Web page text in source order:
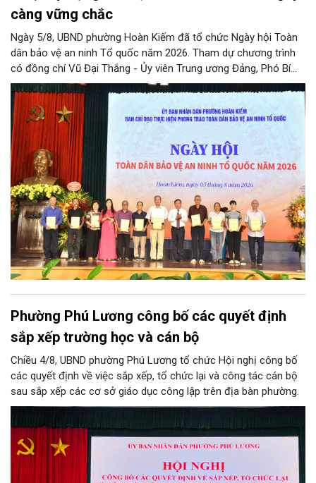
càng vững chắc
Ngày 5/8, UBND phường Hoàn Kiếm đã tổ chức Ngày hội Toàn
dân bảo vệ an ninh Tổ quốc năm 2026. Tham dự chương trình
có đồng chí Vũ Đại Thắng - Ủy viên Trung ương Đảng, Phó Bí
thư Thành ủy, Chủ tịch UBND thành phố; Đại tá Nguyễn Tiến Đạt,
Ủy viên Ban Thường vụ Đảng ủy, Phó Giám đốc Công an thành
phố Hà Nội, cùng dự có các đồng chí đại diện lãnh đạo các Sở,
ban, ngành thuộc Thành phố Hà Nội, các phòng nghiệp vụ Công
an Thành phố Hà Nội.
Phường Phú Lương công bố các quyết định
sắp xếp trường học và cán bộ
Chiều 4/8, UBND phường Phú Lương tổ chức Hội nghị công bố
các quyết định về việc sắp xếp, tổ chức lại và công tác cán bộ
sau sắp xếp các cơ sở giáo dục công lập trên địa bàn phường.